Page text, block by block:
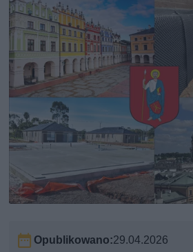
Opublikowano:29.04.2026